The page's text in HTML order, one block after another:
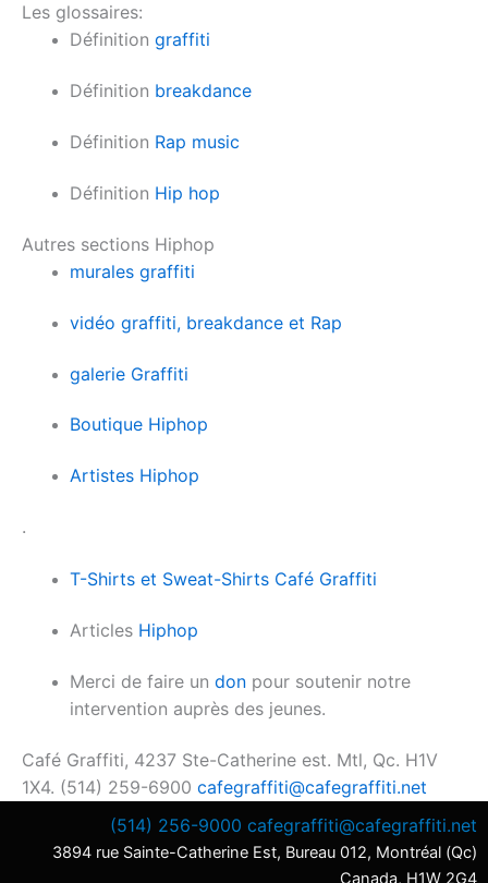
Les glossaires:
Définition graffiti
Définition breakdance
Définition Rap music
Définition Hip hop
Autres sections Hiphop
murales graffiti
vidéo graffiti, breakdance et Rap
galerie Graffiti
Boutique Hiphop
Artistes Hiphop
.
T-Shirts et Sweat-Shirts Café Graffiti
Articles Hiphop
Merci de faire un donpour soutenir notre
intervention auprès des jeunes.
Café Graffiti, 4237 Ste-Catherine est. Mtl, Qc. H1V
1X4. (514) 259-6900 cafegraffiti@cafegraffiti.net
(514) 256-9000 cafegraffiti@cafegraffiti.net
3894 rue Sainte-Catherine Est, Bureau 012, Montréal (Qc)
Canada, H1W 2G4